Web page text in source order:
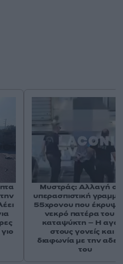
Μυστράς: Αλλαγή
υπερασπιστική
55χρονου που έκρυψε
νεκρό πατέρα του
καταψύκτη – Η
στους γονείς και η
διαφωνία με την
του